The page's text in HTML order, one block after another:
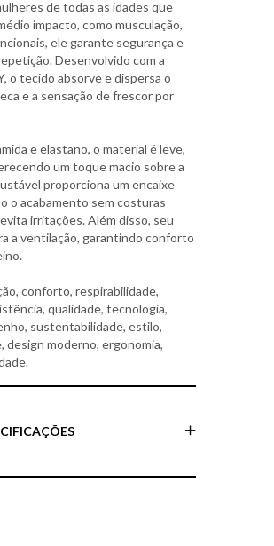
de todas as idades que
impacto, como musculação,
ele garante segurança e
Desenvolvido com a
o tecido absorve e dispersa o
e a sensação de frescor por
e elastano, o material é leve,
um toque macio sobre a
proporciona um encaixe
o acabamento sem costuras
irritações. Além disso, seu
a ventilação, garantindo conforto
conforto, respirabilidade,
qualidade, tecnologia,
sustentabilidade, estilo,
design moderno, ergonomia,